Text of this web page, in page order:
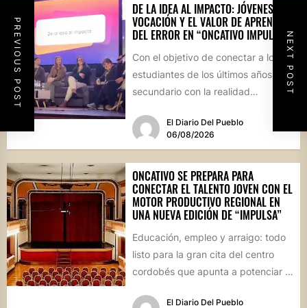
PREVIOUS POST NEXT POST
DE LA IDEA AL IMPACTO: JÓVENES,
VOCACIÓN Y EL VALOR DE APRENDER
DEL ERROR EN “ONCATIVO IMPULSA”
Con el objetivo de conectar a los
estudiantes de los últimos años del
secundario con la realidad
El Diario Del Pueblo
06/08/2026
ONCATIVO SE PREPARA PARA
CONECTAR EL TALENTO JOVEN CON EL
MOTOR PRODUCTIVO REGIONAL EN
UNA NUEVA EDICIÓN DE “IMPULSA”
Educación, empleo y arraigo: todo
listo para la gran cita del centro
cordobés que apunta a potenciar el
El Diario Del Pueblo